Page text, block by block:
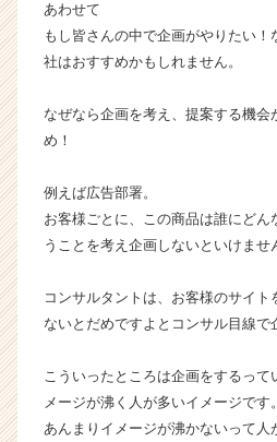
く
就
サ
キ
ャ
ア
（C
e
r
C
あわせて
もし皆さんの中で企画がやりたい
社はおすすめかもしれません。
なぜなら企画を考え、提案する機会
め！
例えば広告部署。
お客様ごとに、この商品は誰にど
うことを考え企画しないといけませ
コンサルタントは、お客様のサイト
ないとだめですよとコンサル目線で
こういったところは企画をするって
メージが沸く人が多いイメージです。
あんまりイメージが沸かないって人